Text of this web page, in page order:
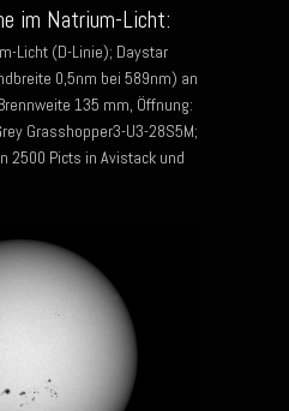
im Natrium-Licht:
Licht (D-Linie); Daystar
0,5nm bei 589nm) an
135 mm, Öffnung:
Grasshopper3-U3-28S5M;
2500 Picts in Avistack und